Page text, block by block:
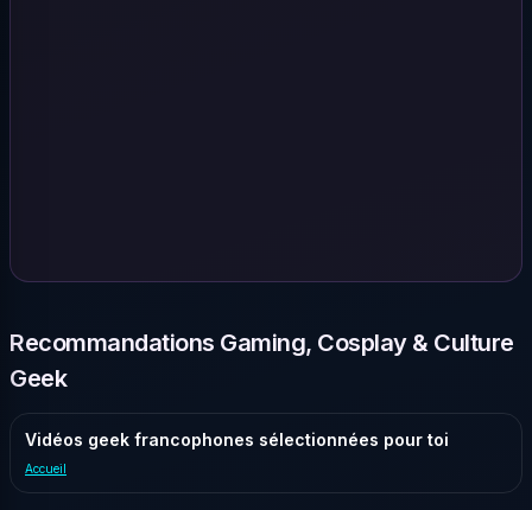
Recommandations Gaming, Cosplay & Culture
Geek
Vidéos geek francophones sélectionnées pour toi
Accueil